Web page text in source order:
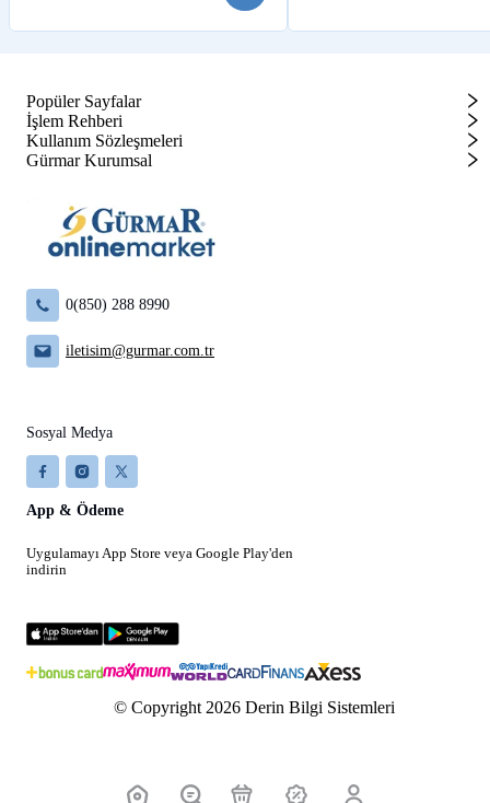
Popüler Sayfalar
İşlem Rehberi
Kullanım Sözleşmeleri
Gürmar Kurumsal
0(850) 288 8990
iletisim@gurmar.com.tr
Sosyal Medya
App & Ödeme
Uygulamayı App Store veya Google Play'den
indirin
© Copyright 2026 Derin Bilgi Sistemleri